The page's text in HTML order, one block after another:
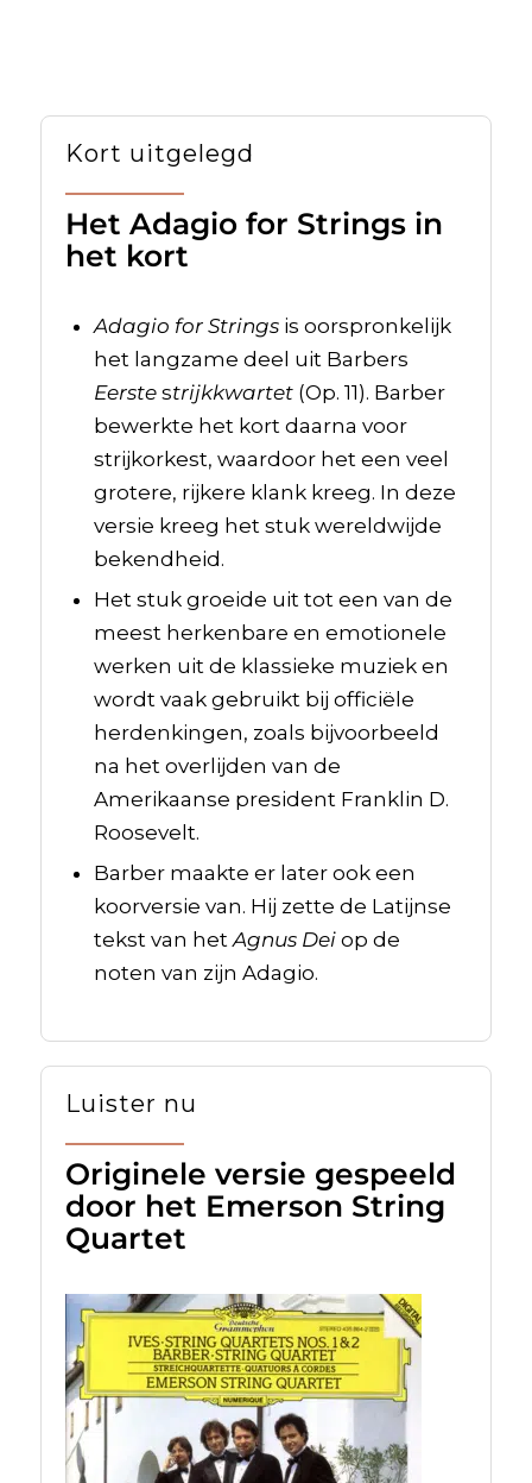
Kort uitgelegd
Het Adagio for Strings in
het kort
Adagio for Stringsis oorspronkelijk
het langzame deel uit Barbers
Eerstestrijkkwartet(Op. 11). Barber
bewerkte het kort daarna voor
strijkorkest, waardoor het een veel
grotere, rijkere klank kreeg. In deze
versie kreeg het stuk wereldwijde
bekendheid.
Het stuk groeide uit tot een van de
meest herkenbare en emotionele
werken uit de klassieke muziek en
wordt vaak gebruikt bij officiële
herdenkingen, zoals bijvoorbeeld
na het overlijden van de
Amerikaanse president Franklin D.
Roosevelt.
Barber maakte er later ook een
koorversie van. Hij zette de Latijnse
tekst van hetAgnus Dei op de
noten van zijn Adagio.
Luister nu
Originele versie gespeeld
door het Emerson String
Quartet